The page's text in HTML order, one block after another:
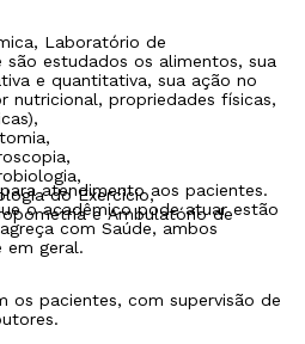
Laboratório de
são estudados os alimentos, sua
e quantitativa, sua ação no
nutricional, propriedades físicas,
do Exercício,
e Ambulatório de
atendimento aos pacientes.
o acadêmico pode atuar estão
com Saúde, ambos
em geral.
os pacientes, com supervisão de